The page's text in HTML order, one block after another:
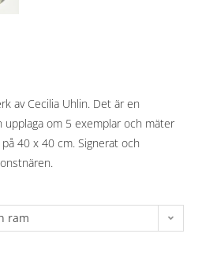
av Cecilia Uhlin. Det är en
om 5 exemplar och mäter
40 x 40 cm. Signerat och
ram